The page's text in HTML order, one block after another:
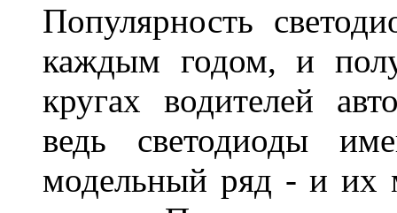
Популярность
каждым годом, и
кругах водителей
ведь светодиоды
модельный ряд - и их